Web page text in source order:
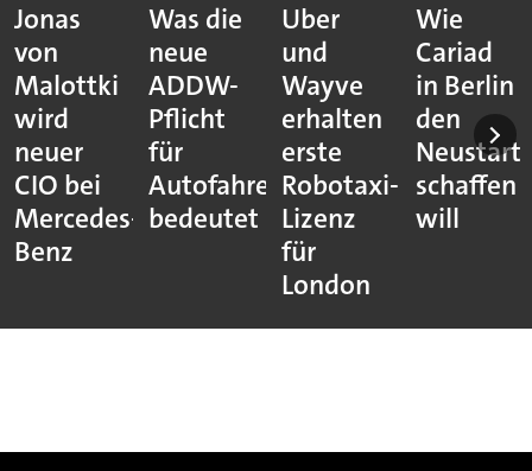
Jonas
von
Malottki
wird
neuer
CIO bei
Mercedes-
Benz
Was die
neue
ADDW-
Pflicht
für
Autofahrer
bedeutet
Uber
und
Wayve
erhalten
erste
Robotaxi-
Lizenz
für
London
Wie
Cariad
in Berlin
den
Neustart
schaffen
will